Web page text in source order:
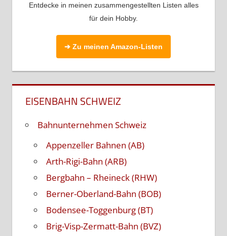
Entdecke in meinen zusammengestellten Listen alles
für dein Hobby.
➔ Zu meinen Amazon-Listen
EISENBAHN SCHWEIZ
Bahnunternehmen Schweiz
Appenzeller Bahnen (AB)
Arth-Rigi-Bahn (ARB)
Bergbahn – Rheineck (RHW)
Berner-Oberland-Bahn (BOB)
Bodensee-Toggenburg (BT)
Brig-Visp-Zermatt-Bahn (BVZ)